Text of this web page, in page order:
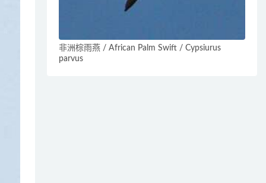
非洲棕雨燕 / African Palm Swift / Cypsiurus
parvus